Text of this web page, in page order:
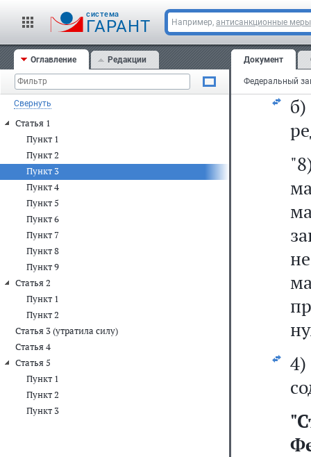
cистема
ГАРАНТ Например, антисанкционные меры
Оглавление Редакции
Свернуть
Статья 1
Пункт 1
Пункт 2
Пункт 3
Пункт 4
Пункт 5
Пункт 6
Пункт 7
Пункт 8
Пункт 9
Статья 2
Пункт 1
Пункт 2
Статья 3 (утратила силу)
Статья 4
Статья 5
Пункт 1
Пункт 2
Пункт 3
Документ
а)
"